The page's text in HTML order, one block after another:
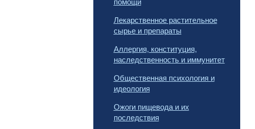
Лекарственное растительное
сырье и препараты
Аллергия, конституция,
наследственность и иммунитет
Общественная психология и
идеология
Ожоги пищевода и их
последствия